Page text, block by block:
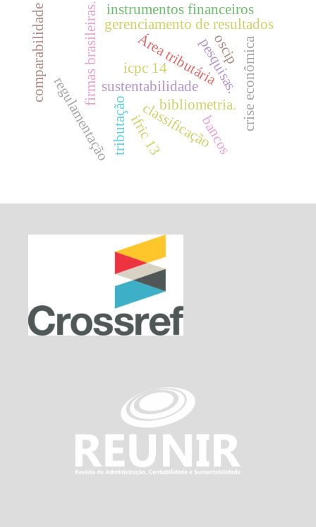
classificação
Área tributária
tributação
gerenciamento de resultados
firmas brasileiras. bibliometria.
bancos
crise econômica
regulamentação
instrumentos financeiros
pesquisas.
oscip
sustentabilidade
ifric 13
comparabilidade icpc 14